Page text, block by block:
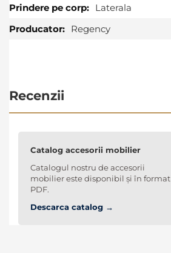
Laterala
Regency
Recenzii
Catalog accesorii mobilier
Catalogul nostru de accesorii
mobilier este disponibil și în format
PDF.
Descarca catalog →